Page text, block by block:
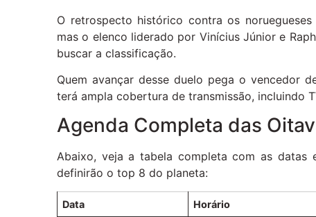
O retrospecto histórico contra os
mas o elenco liderado por Vinícius Júnior e
buscar a classificação.
Quem avançar desse duelo pega o vencedor
terá ampla cobertura de transmissão, incluindo
Agenda Completa das
Abaixo, veja a tabela completa com as datas
definirão o top 8 do planeta:
Data Horário